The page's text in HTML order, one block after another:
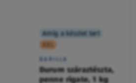
Amíg a készlet tart
XXL
BARILLA
Durum száraztészta,
penne rigate, 1 kg